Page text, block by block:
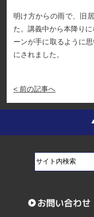
明け方からの雨で、旧
た。講義中から本降り
ーンが手に取るように
にされました。
< 前の記事へ